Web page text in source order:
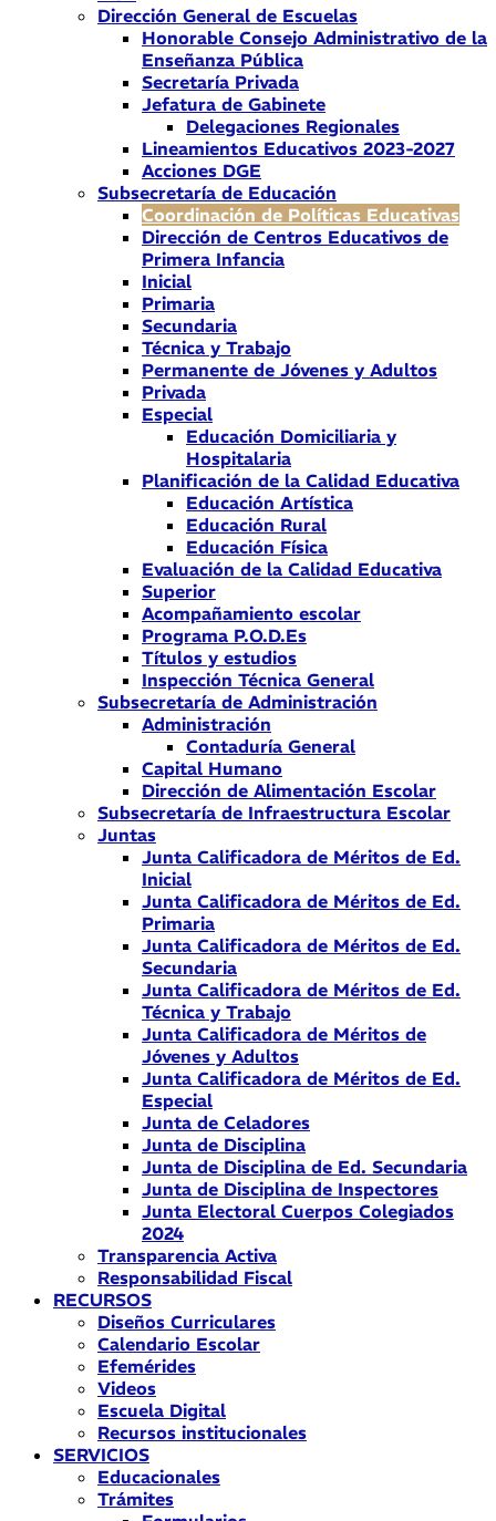
Dirección General de Escuelas
Honorable Consejo Administrativo de la
Enseñanza Pública
Secretaría Privada
Jefatura de Gabinete
Delegaciones Regionales
Lineamientos Educativos 2023-2027
Acciones DGE
Subsecretaría de Educación
Coordinación de Políticas Educativas
Dirección de Centros Educativos de
Primera Infancia
Inicial
Primaria
Secundaria
Técnica y Trabajo
Permanente de Jóvenes y Adultos
Privada
Especial
Educación Domiciliaria y
Hospitalaria
Planificación de la Calidad Educativa
Educación Artística
Educación Rural
Educación Física
Evaluación de la Calidad Educativa
Superior
Acompañamiento escolar
Programa P.O.D.Es
Títulos y estudios
Inspección Técnica General
Subsecretaría de Administración
Administración
Contaduría General
Capital Humano
Dirección de Alimentación Escolar
Subsecretaría de Infraestructura Escolar
Juntas
Junta Calificadora de Méritos de Ed.
Inicial
Junta Calificadora de Méritos de Ed.
Primaria
Junta Calificadora de Méritos de Ed.
Secundaria
Junta Calificadora de Méritos de Ed.
Técnica y Trabajo
Junta Calificadora de Méritos de
Jóvenes y Adultos
Junta Calificadora de Méritos de Ed.
Especial
Junta de Celadores
Junta de Disciplina
Junta de Disciplina de Ed. Secundaria
Junta de Disciplina de Inspectores
Junta Electoral Cuerpos Colegiados
2024
Transparencia Activa
Responsabilidad Fiscal
RECURSOS
Diseños Curriculares
Calendario Escolar
Efemérides
Videos
Escuela Digital
Recursos institucionales
SERVICIOS
Educacionales
Trámites